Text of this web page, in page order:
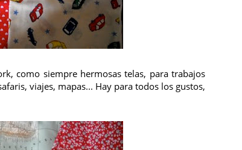
como siempre hermosas telas, para trabajos
viajes, mapas... Hay para todos los gustos,